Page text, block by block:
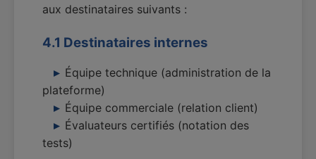
aux destinataires suivants :
4.1 Destinataires internes
Équipe technique (administration de la
plateforme)
Équipe commerciale (relation client)
Évaluateurs certifiés (notation des
tests)